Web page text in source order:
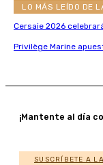
LO MÁS LEÍDO DE
Cersaie 2026
Privilège Marine
¡Mantente al día
SUSCRÍBETE A